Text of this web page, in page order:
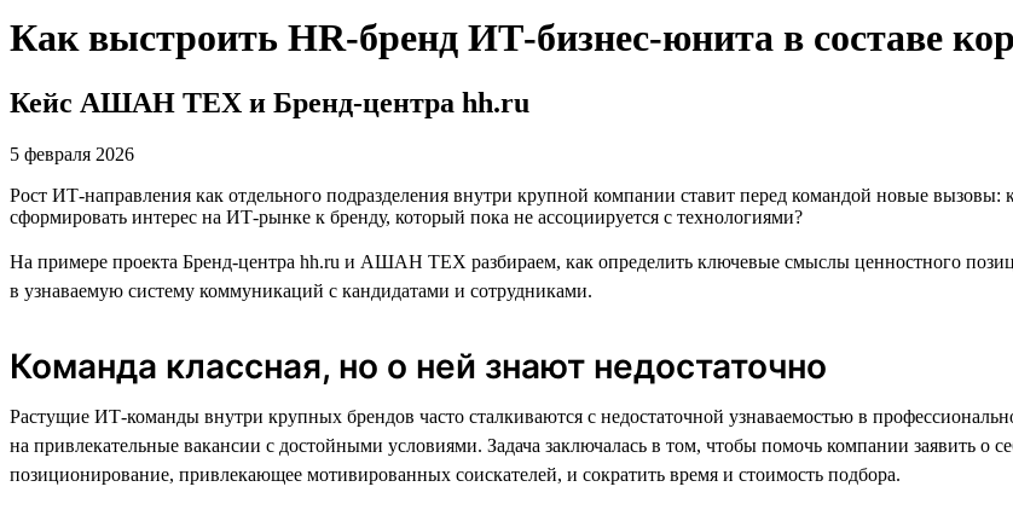
Как выстроить HR-бренд ИТ-бизнес-юнита в составе
Кейс АШАН ТЕХ и Бренд-центра hh.ru
5 февраля 2026
Рост ИТ-направления как отдельного подразделения внутри крупной компании ставит перед командой новые вызовы:
сформировать интерес на ИТ-рынке к бренду, который пока не ассоциируется с технологиями?
На примере проекта Бренд-центра hh.ru и АШАН ТЕХ разбираем, как определить ключевые смыслы ценностного
в узнаваемую систему коммуникаций с кандидатами и сотрудниками.
Команда классная, но о ней знают недостаточно
Растущие ИТ-команды внутри крупных брендов часто сталкиваются с недостаточной узнаваемостью в
на привлекательные вакансии с достойными условиями. Задача заключалась в том, чтобы помочь компании заявить о
позиционирование, привлекающее мотивированных соискателей, и сократить время и стоимость подбора.